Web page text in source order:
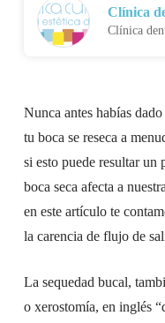
Clínica
Clínica
Nunca antes habías
tu boca se reseca a
si esto puede resultar
boca seca afecta a
en este artículo te
la carencia de flujo de
La sequedad bucal,
o xerostomía, en inglés